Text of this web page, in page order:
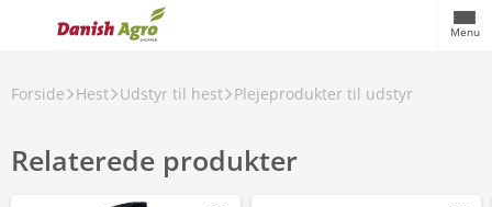
Menu
Forside Hest Udstyr til hest Plejeprodukter til udstyr
Relaterede produkter